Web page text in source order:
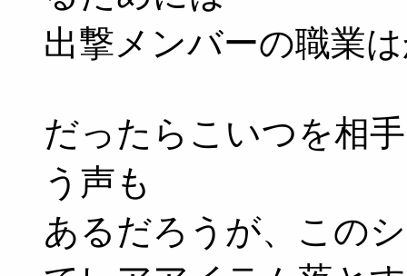
出撃メンバーの職業
だったらこいつを相
う声も
あるだろうが、この